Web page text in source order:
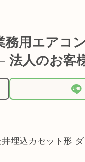
務用エアコ
法人のお客
埋込カセット形